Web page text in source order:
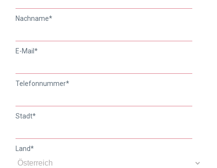
Nachname*
E-Mail*
Telefonnummer*
Stadt*
Land*